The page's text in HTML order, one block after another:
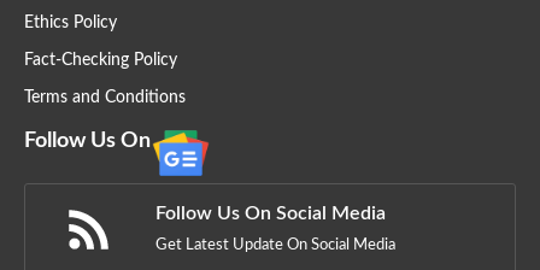
Ethics Policy
Fact-Checking Policy
Terms and Conditions
Follow Us On
Follow Us On Social Media
Get Latest Update On Social Media